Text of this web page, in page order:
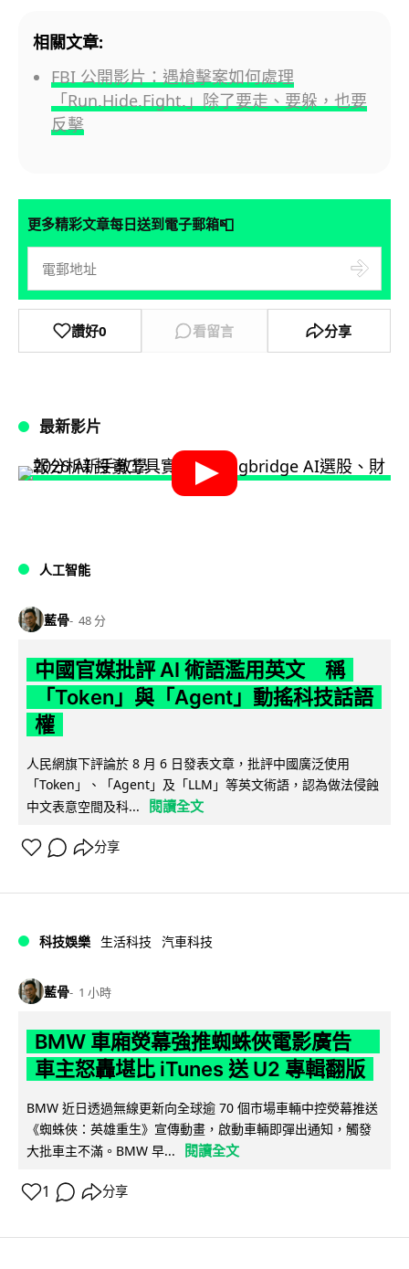
相關文章:
FBI 公開影片：遇槍擊案如何處理
「Run.Hide.Fight.」除了要走、要躲，也要
反擊
更多精彩文章每日送到電子郵箱📮
讚好0 看留言 分享
最新影片
人工智能
藍骨 48 分
中國官媒批評 AI 術語濫用英文 稱
「Token」與「Agent」動搖科技話語
權
人民網旗下評論於 8 月 6 日發表文章，批評中國廣泛使用
「Token」、「Agent」及「LLM」等英文術語，認為做法侵蝕
中文表意空間及科...
閱讀全文
分享
科技娛樂 生活科技 汽車科技
藍骨 1 小時
BMW 車廂熒幕強推蜘蛛俠電影廣告
車主怒轟堪比 iTunes 送 U2 專輯翻版
BMW 近日透過無線更新向全球逾 70 個市場車輛中控熒幕推送
《蜘蛛俠：英雄重生》宣傳動畫，啟動車輛即彈出通知，觸發
大批車主不滿。BMW 早...
閱讀全文
1 分享